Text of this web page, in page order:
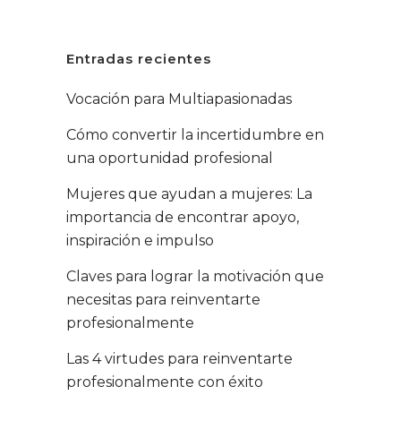
Entradas recientes
Vocación para Multiapasionadas
Cómo convertir la incertidumbre en
una oportunidad profesional
Mujeres que ayudan a mujeres: La
importancia de encontrar apoyo,
inspiración e impulso
Claves para lograr la motivación que
necesitas para reinventarte
profesionalmente
Las 4 virtudes para reinventarte
profesionalmente con éxito